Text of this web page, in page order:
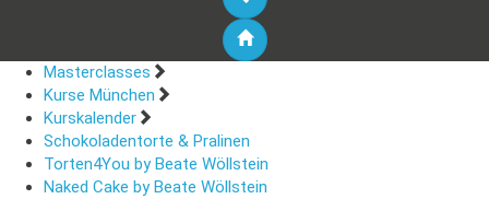
Masterclasses
Kurse München
Kurskalender
Schokoladentorte & Pralinen
Torten4You by Beate Wöllstein
Naked Cake by Beate Wöllstein